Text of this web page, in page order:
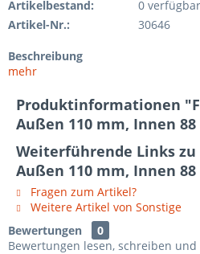
Artikelbestand:
0 verfügbar
Artikel-Nr.:
30646
Beschreibung
mehr
Produktinformationen
Außen 110 mm, Innen
Weiterführende Links
Außen 110 mm, Innen
Fragen zum Artikel?
Weitere Artikel von Sonstige
Bewertungen
0
Bewertungen lesen, schreiben